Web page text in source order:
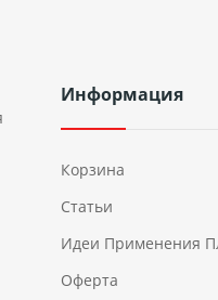
Информация
Корзина
Статьи
Идеи Применения
Оферта